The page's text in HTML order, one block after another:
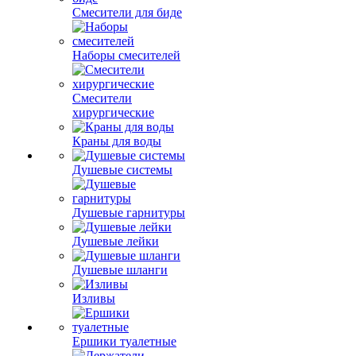
Смесители для биде
Наборы смесителей
Смесители
хирургические
Краны для воды
Душевые системы
Душевые гарнитуры
Душевые лейки
Душевые шланги
Изливы
Ершики туалетные